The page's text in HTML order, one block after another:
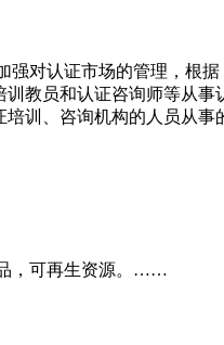
对认证市场的管理，根
教员和认证咨询师等从
训、咨询机构的人员从
，可再生资源。……